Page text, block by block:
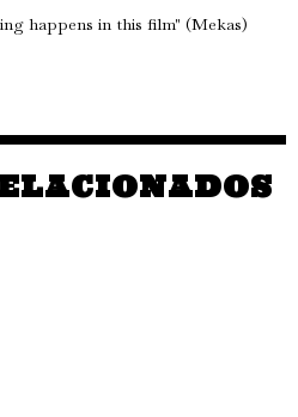
happens in this film" (Mekas)